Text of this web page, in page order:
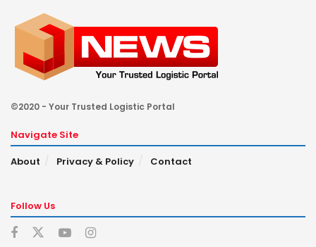
©2020 - Your Trusted Logistic Portal
Navigate Site
About
Privacy & Policy Contact
Follow Us